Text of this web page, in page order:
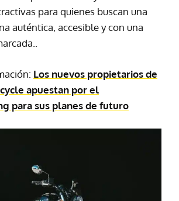
para quienes buscan una
auténtica, accesible y con una
Los nuevos propietarios de
apuestan por el
para sus planes de futuro